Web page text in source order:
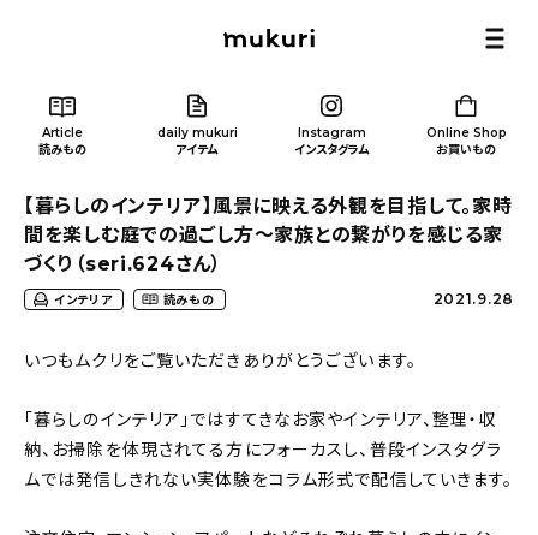
Article
読みもの
daily mukuri
アイテム
Instagram
インスタグラム
Online Shop
お買いもの
新着記事
【暮らしのインテリア】風景に映える外観を目指して。家時
間を楽しむ庭での過ごし方〜家族との繋がりを感じる家
づくり（seri.624さん）
インテリア 読みもの 2021.9.28
いつもムクリをご覧いただきありがとうございます。
「暮らしのインテリア」ではすてきなお家やインテリア、整理・収
納、お掃除を体現されてる方にフォーカスし、普段インスタグラ
ムでは発信しきれない実体験をコラム形式で配信していきます。